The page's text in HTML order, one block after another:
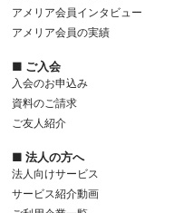
アメリア会員インタビュー
アメリア会員の実績
■ ご入会
入会のお申込み
資料のご請求
ご友人紹介
■ 法人の方へ
法人向けサービス
サービス紹介動画